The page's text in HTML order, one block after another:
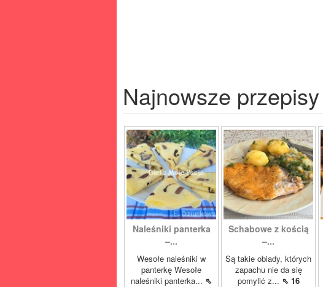
Najnowsze przepisy
Naleśniki panterka
–...
Wesołe naleśniki w
panterkę Wesołe
naleśniki panterka... ⇖
Schabowe z kością
–...
Są takie obiady, których
zapachu nie da się
pomylić z... ⇖ 16